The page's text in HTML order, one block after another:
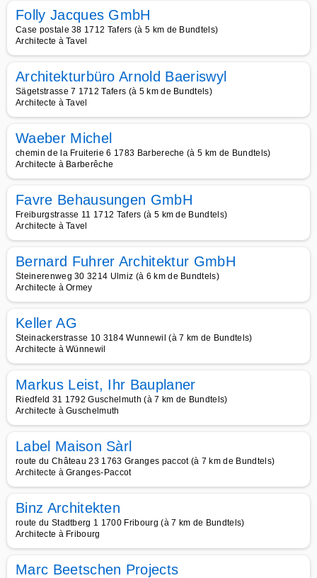
Folly Jacques GmbH
Case postale 38 1712 Tafers (à 5 km de Bundtels)
Architecte à Tavel
Architekturbüro Arnold Baeriswyl
Sägetstrasse 7 1712 Tafers (à 5 km de Bundtels)
Architecte à Tavel
Waeber Michel
chemin de la Fruiterie 6 1783 Barbereche (à 5 km de Bundtels)
Architecte à Barberêche
Favre Behausungen GmbH
Freiburgstrasse 11 1712 Tafers (à 5 km de Bundtels)
Architecte à Tavel
Bernard Fuhrer Architektur GmbH
Steinerenweg 30 3214 Ulmiz (à 6 km de Bundtels)
Architecte à Ormey
Keller AG
Steinackerstrasse 10 3184 Wunnewil (à 7 km de Bundtels)
Architecte à Wünnewil
Markus Leist, Ihr Bauplaner
Riedfeld 31 1792 Guschelmuth (à 7 km de Bundtels)
Architecte à Guschelmuth
Label Maison Sàrl
route du Château 23 1763 Granges paccot (à 7 km de Bundtels)
Architecte à Granges-Paccot
Binz Architekten
route du Stadtberg 1 1700 Fribourg (à 7 km de Bundtels)
Architecte à Fribourg
Marc Beetschen Projects